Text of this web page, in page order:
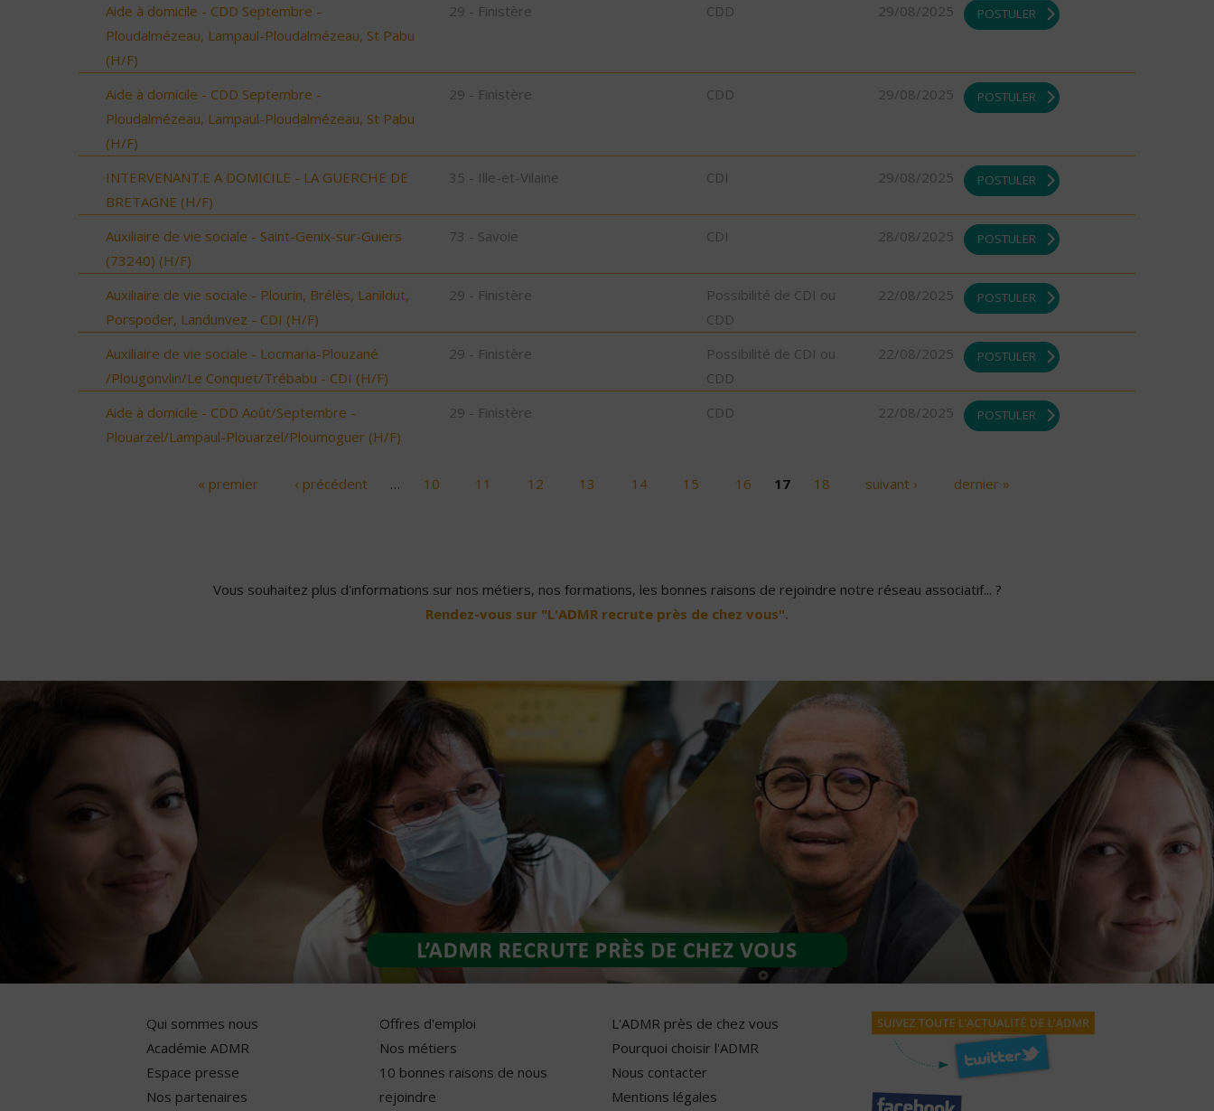
Aide à domicile - CDD Septembre -
Ploudalmézeau, Lampaul-Ploudalmézeau, St Pabu
(H/F)
29 - Finistère CDD 29/08/2025 POSTULER
Aide à domicile - CDD Septembre -
Ploudalmézeau, Lampaul-Ploudalmézeau, St Pabu
(H/F)
29 - Finistère CDD 29/08/2025 POSTULER
INTERVENANT.E A DOMICILE - LA GUERCHE DE
BRETAGNE (H/F)
35 - Ille-et-Vilaine CDI 29/08/2025 POSTULER
Auxiliaire de vie sociale - Saint-Genix-sur-Guiers
(73240) (H/F)
73 - Savoie CDI 28/08/2025 POSTULER
Auxiliaire de vie sociale - Plourin, Brélès, Lanildut,
Porspoder, Landunvez - CDI (H/F)
29 - Finistère
Possibilité de CDI ou
CDD
22/08/2025 POSTULER
Auxiliaire de vie sociale - Locmaria-Plouzané
/Plougonvlin/Le Conquet/Trébabu - CDI (H/F)
29 - Finistère
Possibilité de CDI ou
CDD
22/08/2025 POSTULER
Aide à domicile - CDD Août/Septembre -
Plouarzel/Lampaul-Plouarzel/Ploumoguer (H/F)
29 - Finistère CDD 22/08/2025 POSTULER
« premier ‹ précédent … 10 11 12 13 14 15 16 17 18 suivant › dernier »
Vous souhaitez plus d'informations sur nos métiers, nos formations, les bonnes raisons de rejoindre notre réseau associatif... ?
Rendez-vous sur "L'ADMR recrute près de chez vous".
Qui sommes nous
Académie ADMR
Espace presse
Nos partenaires
Offres d'emploi
Nos métiers
10 bonnes raisons de nous
rejoindre
L'ADMR près de chez vous
Pourquoi choisir l'ADMR
Nous contacter
Mentions légales